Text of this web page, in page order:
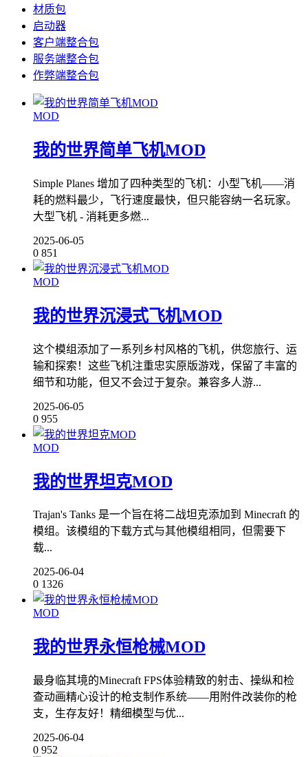
材质包
启动器
客户端整合包
服务端整合包
作弊端整合包
MOD
我的世界简单飞机MOD
Simple Planes 增加了四种类型的飞机：小型飞机——消
耗的燃料最少，飞行速度最快，但只能容纳一名玩家。
大型飞机 - 消耗更多燃...
2025-06-05
0 851
MOD
我的世界沉浸式飞机MOD
这个模组添加了一系列乡村风格的飞机，供您旅行、运
输和探索！这些飞机注重忠实原版游戏，保留了丰富的
细节和功能，但又不会过于复杂。兼容多人游...
2025-06-05
0 955
MOD
我的世界坦克MOD
Trajan's Tanks 是一个旨在将二战坦克添加到 Minecraft 的
模组。该模组的下载方式与其他模组相同，但需要下
载...
2025-06-04
0 1326
MOD
我的世界永恒枪械MOD
最身临其境的Minecraft FPS体验精致的射击、操纵和检
查动画精心设计的枪支制作系统——用附件改装你的枪
支，生存友好！精细模型与优...
2025-06-04
0 952